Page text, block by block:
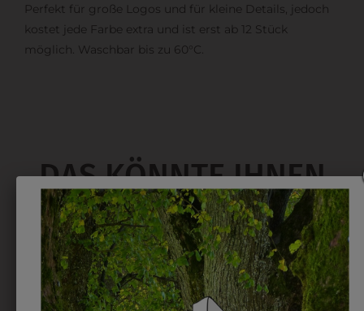
Perfekt für große Logos und für kleine Details, jedoch
kostet jede Farbe extra und ist erst ab 12 Stück
möglich. Waschbar bis zu 60°C.
DAS KÖNNTE IHNEN
AUCH GEFALLEN